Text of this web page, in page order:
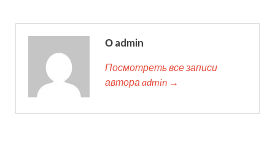
О admin
Посмотреть все записи
автора admin →